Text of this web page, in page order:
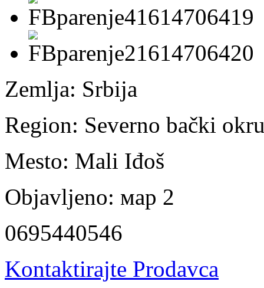
Zemlja: Srbija
Region: Severno bački
Mesto: Mali Iđoš
Objavljeno: мар 2
0695440546
Kontaktirajte Prodavca